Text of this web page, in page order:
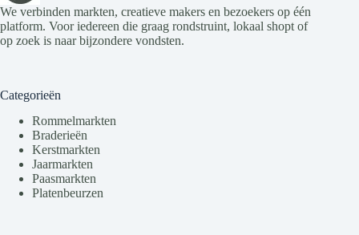
We verbinden markten, creatieve makers en bezoekers op één
platform. Voor iedereen die graag rondstruint, lokaal shopt of
op zoek is naar bijzondere vondsten.
Categorieën
Rommelmarkten
Braderieën
Kerstmarkten
Jaarmarkten
Paasmarkten
Platenbeurzen